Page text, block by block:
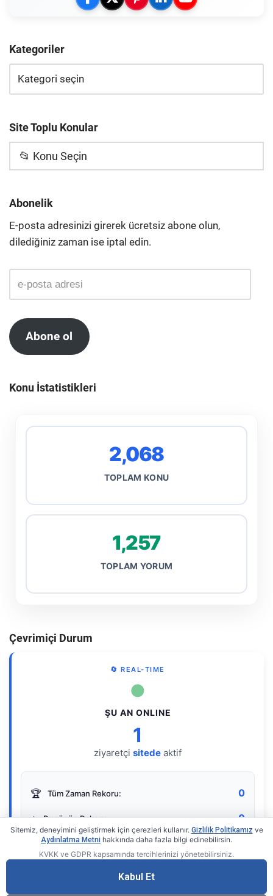
Kategoriler
Site Toplu Konular
📂 Konu Seçin
Abonelik
E-posta adresinizi girerek ücretsiz abone olun,
dilediğiniz zaman ise iptal edin.
Abone ol
Konu İstatistikleri
2,068
TOPLAM KONU
1,257
TOPLAM YORUM
Çevrimiçi Durum
🔄 REAL-TIME
●
ŞU AN ONLINE
1
ziyaretçi sitede aktif
🏆 Tüm Zaman Rekoru: 0
⭐ Bugünün Rekoru: 0
Gerçek zamanlı sayaç
Sitemiz, deneyimini geliştirmek için çerezleri kullanır. Gizlilik Politikamız ve
Aydınlatma Metni hakkında daha fazla bilgi edinebilirsin.
KVKK ve GDPR kapsamında tercihlerinizi yönetebilirsiniz.
Kabul Et